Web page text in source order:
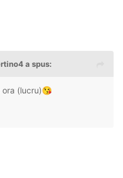
a spus:
(lucru)😘